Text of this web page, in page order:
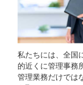
私たちには、全国
的近くに管理事務
管理業務だけでは